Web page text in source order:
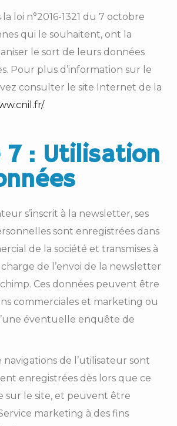
loi n°2016-1321 du 7 octobre
qui le souhaitent, ont la
le sort de leurs données
Pour plus d’information sur le
consulter le site Internet de la
.
7 : Utilisation
s’inscrit à la newsletter, ses
sont enregistrées dans
de la société et transmises à
de l’envoi de la newsletter
Ces données peuvent être
commerciales et marketing ou
éventuelle enquête de
navigations de l’utilisateur sont
enregistrées dès lors que ce
sur le site, et peuvent être
marketing à des fins